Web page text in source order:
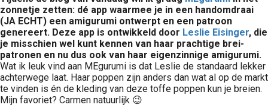
zonnetje zetten: dé app waarmee je in een handomdraai
(JA ECHT) een amigurumi ontwerpt en een patroon
genereert. Deze app is ontwikkeld door Leslie Eisinger, die
je misschien wel kunt kennen van haar prachtige brei-
patronen en nu dus ook van haar eigenzinnige amigurumi.
Wat ik leuk vind aan MEgurumi is dat Leslie de standaard lekker
achterwege laat. Haar poppen zijn anders dan wat al op de markt
te vinden is én de kleding van deze toffe poppen kun je breien.
Mijn favoriet? Carmen natuurlijk 😉